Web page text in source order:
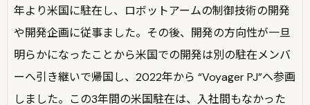
年より米国に駐在し、ロボットアームの制御技術の開発
や開発企画に従事ました。その後、開発の方向性が一旦
明らかになったことから米国での開発は別の駐在メンバ
ーへ引き継いで帰国し、2022年から “Voyager PJ”へ参画
しました。この3年間の米国駐在は、入社間もなかった